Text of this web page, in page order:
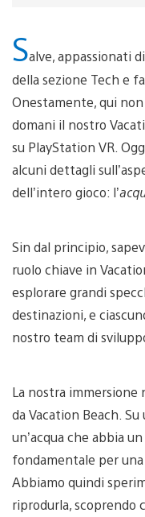
Salve, appassionati
della sezione Tech e
Onestamente, qui
domani il nostro
su PlayStation VR.
alcuni dettagli
dell’intero gioco: l’
Sin dal principio,
ruolo chiave in
esplorare grandi
destinazioni, e
nostro team di
La nostra immersione
da Vacation Beach.
un’acqua che abbia
fondamentale per
Abbiamo quindi
riprodurla, scoprendo